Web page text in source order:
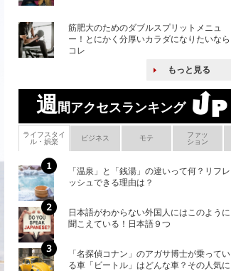
筋肥大のためのダブルスプリットメニュ
ー！とにかく分厚いカラダになりたいなら
コレ
もっと見る
週間アクセスランキング
ライフスタイ
ル・娯楽
ビジネス モテ
ファッ
ション
「温泉」と「銭湯」の違いって何？リフレ
ッシュできる理由は？
日本語がわからない外国人にはこのように
聞こえている！日本語９つ
「名探偵コナン」のアガサ博士が乗ってい
る車「ビートル」はどんな車？その人気に